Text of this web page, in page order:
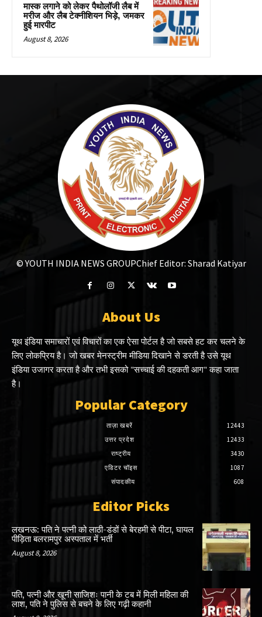
मास्क लगाने को लेकर पैथोलॉजी लैब में
मरीज और लैब टेक्नीशियन भिड़े, जमकर
हुई मारपीट
August 8, 2026
© YOUTH INDIA NEWS GROUPChief Editor: Sharad Katiyar
About Us
यूथ इंडिया समाचारों एवं विचारों का एक ऐसा पोर्टल है जो सबसे हट कर चलने के
लिए लोकप्रिय है। जो खबर मेनस्ट्रीम मीडिया दिखाने से डरती है उसे यूथ
इंडिया उजागर करता है और तभी इसको "सच्चाई की दहकती आग" कहा जाता
है।
Popular Category
ताज़ा खबरें
12443
उत्तर प्रदेश
12433
राष्ट्रीय
3430
एडिटर चॉइस
1087
संपादकीय
608
Editor Picks
लखनऊ: पति ने पत्नी को लाठी-डंडों से बेरहमी से पीटा, घायल
पीड़िता बलरामपुर अस्पताल में भर्ती
August 8, 2026
पति, पत्नी और खूनी साजिशः पानी के टब में मिली महिला की
लाश, पति ने पुलिस से बचने के लिए गढ़ी कहानी